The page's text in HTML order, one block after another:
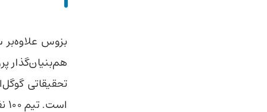
بزوس علاوه‌بر
هم‌بنیان‌گذار
تحقیقاتی